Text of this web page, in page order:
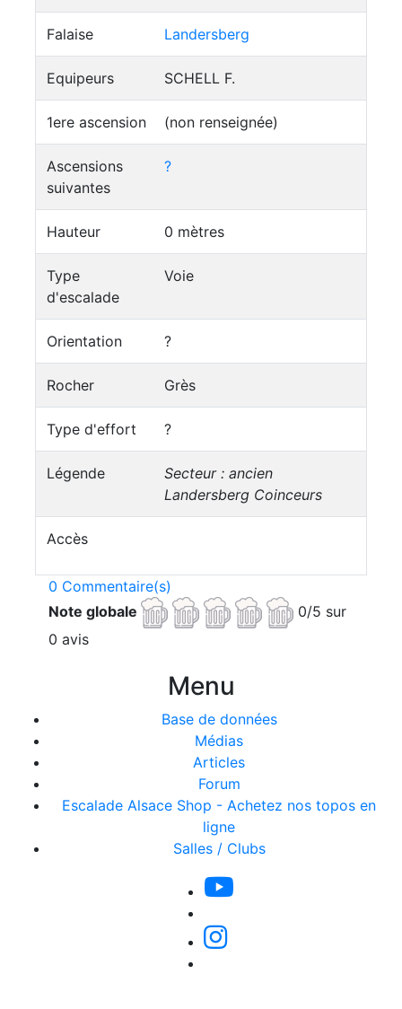
Falaise Landersberg
Equipeurs SCHELL F.
1ere ascension (non renseignée)
Ascensions
suivantes
?
Hauteur 0 mètres
Type
d'escalade
Voie
Orientation ?
Rocher Grès
Type d'effort ?
Légende
Secteur : ancien
Landersberg Coinceurs
Accès
0 Commentaire(s)
Note globale
0/5 sur
0 avis
Menu
Base de données
Médias
Articles
Forum
Escalade Alsace Shop - Achetez nos topos en
ligne
Salles / Clubs